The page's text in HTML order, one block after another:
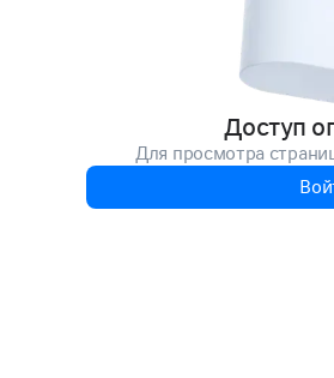
Доступ
Для просмотра